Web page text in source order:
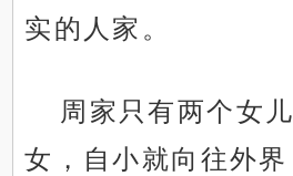
实的人家。
周家只有两个女
女，自小就向往外